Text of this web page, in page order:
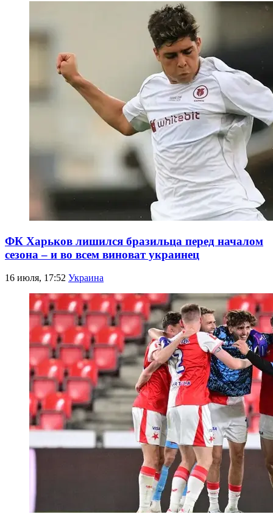
ФК Харьков лишился бразильца перед началом
сезона – и во всем виноват украинец
16 июля, 17:52 Украина